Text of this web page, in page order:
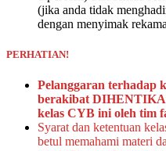
(jika anda tidak
dengan menyimak
PERHATIAN!
Pelanggaran terhadap
berakibat
kelas CYB ini oleh tim
Syarat dan ketentuan
betul memahami materi